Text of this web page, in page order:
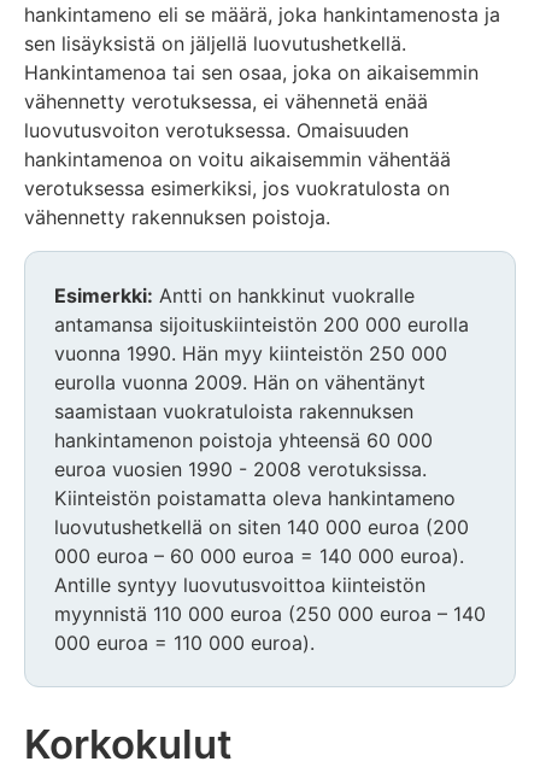
hankintameno eli se määrä, joka hankintamenosta ja
sen lisäyksistä on jäljellä luovutushetkellä.
Hankintamenoa tai sen osaa, joka on aikaisemmin
vähennetty verotuksessa, ei vähennetä enää
luovutusvoiton verotuksessa. Omaisuuden
hankintamenoa on voitu aikaisemmin vähentää
verotuksessa esimerkiksi, jos vuokratulosta on
vähennetty rakennuksen poistoja.
Esimerkki: Antti on hankkinut vuokralle
antamansa sijoituskiinteistön 200 000 eurolla
vuonna 1990. Hän myy kiinteistön 250 000
eurolla vuonna 2009. Hän on vähentänyt
saamistaan vuokratuloista rakennuksen
hankintamenon poistoja yhteensä 60 000
euroa vuosien 1990 - 2008 verotuksissa.
Kiinteistön poistamatta oleva hankintameno
luovutushetkellä on siten 140 000 euroa (200
000 euroa – 60 000 euroa = 140 000 euroa).
Antille syntyy luovutusvoittoa kiinteistön
myynnistä 110 000 euroa (250 000 euroa – 140
000 euroa = 110 000 euroa).
Korkokulut